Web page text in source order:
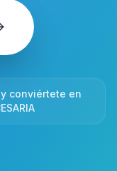
conviértete en